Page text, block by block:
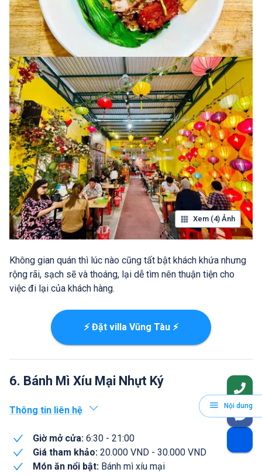
Xem (4) Ảnh
Không gian quán thì lúc nào cũng tất bật khách khứa nhưng
rộng rãi, sạch sẽ và thoáng, lại dễ tìm nên thuận tiện cho
việc đi lại của khách hàng.
⚡ Đặt villa Vũng Tàu ⚡
6. Bánh Mì Xíu Mại Nhựt Ký
Thông tin liên hệ
Giờ mở cửa: 6:30 - 21:00
Giá tham khảo: 20.000 VND - 30.000 VND
Món ăn nổi bật: Bánh mì xíu mại
Nội dung